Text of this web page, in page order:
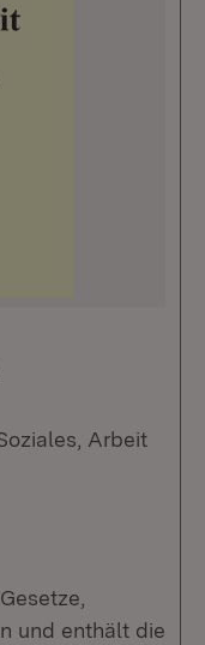
Arbeit
und enthält die